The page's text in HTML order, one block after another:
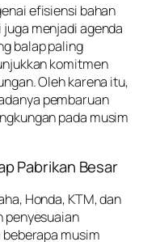
efisiensi bahan
menjadi agenda
balap paling
komitmen
Oleh karena itu,
pembaruan
pada musim
Pabrikan Besar
Honda, KTM, dan
penyesuaian
musim